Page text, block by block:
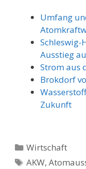
Umfang
Schleswig-
Ausstieg
Strom aus
Brokdorf
Zukunft
Kategorien
Wirtschaft
Schlagwörter
AKW,